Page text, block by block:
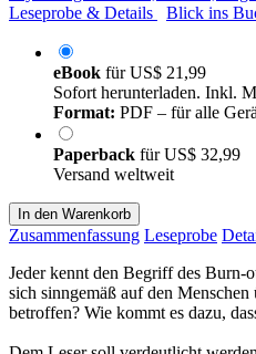
Leseprobe & Details
Blick ins
eBook fürUS$ 21,99
Sofort herunterladen. Inkl.
Format: PDF – für alle
Paperback fürUS$ 32,99
Versand weltweit
In den Warenkorb
Zusammenfassung Leseprobe
Jeder kennt den Begriff des Burn-
sich sinngemäß auf den
betroffen? Wie kommt es dazu,